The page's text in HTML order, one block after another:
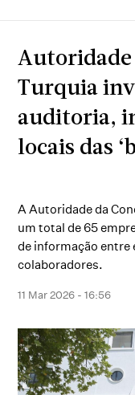
Autoridade
Turquia
auditoria,
locais das
A Autoridade da
um total de 65
de informação entre
colaboradores.
11 Mar 2026 - 16:56